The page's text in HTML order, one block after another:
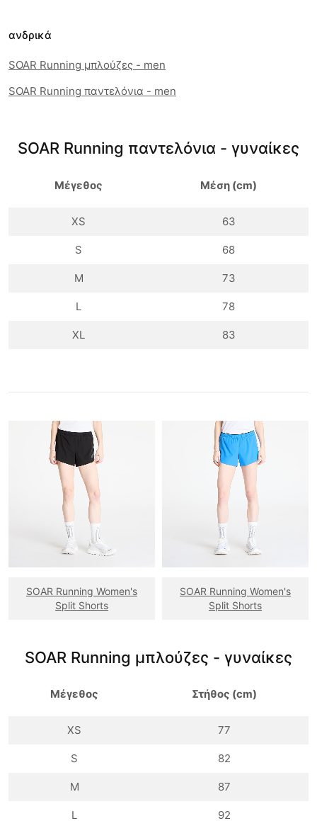
ανδρικά
SOAR Running μπλούζες - men
SOAR Running παντελόνια - men
SOAR Running παντελόνια - γυναίκες
Μέγεθος Μέση (cm)
XS 63
S 68
M 73
L 78
XL 83
SOAR Running Women's
Split Shorts
SOAR Running Women's
Split Shorts
SOAR Running μπλούζες - γυναίκες
Μέγεθος Στήθος (cm)
XS 77
S 82
M 87
L 92